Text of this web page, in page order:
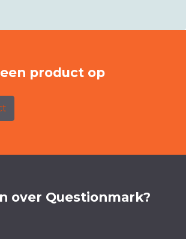
product op
over Questionmark?